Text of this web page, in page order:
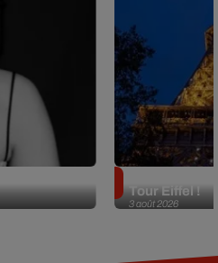
3 août 2026
Tour Eiffel !